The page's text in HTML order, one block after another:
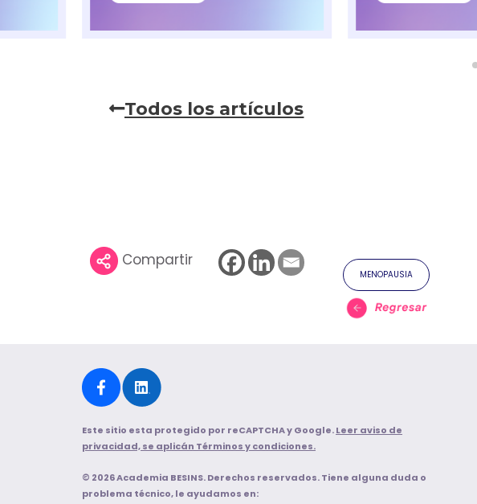
Todos los artículos
Compartir
MENOPAUSIA
Este sitio esta protegido por reCAPTCHA y Google.Leer aviso de
privacidad, se aplicán Términos y condiciones.
© 2026 Academia BESINS. Derechos reservados. Tiene alguna duda o
problema técnico, le ayudamos en: